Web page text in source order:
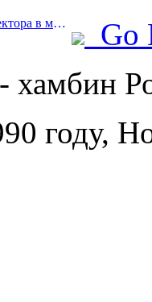
Prev:Развитие гостиничного сектора в мире в 2026 году: Шанхай занимает первое место по увеличению количества номеров.
Go
хамбин
году,